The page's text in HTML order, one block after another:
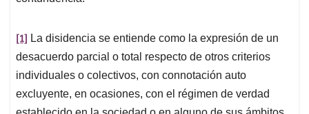
[1] La disidencia se entiende como la expresión de un
desacuerdo parcial o total respecto de otros criterios
individuales o colectivos, con connotación auto
excluyente, en ocasiones, con el régimen de verdad